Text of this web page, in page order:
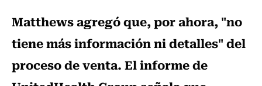
Matthews agregó que, por ahora, "no
tiene más información ni detalles" del
proceso de venta. El informe de